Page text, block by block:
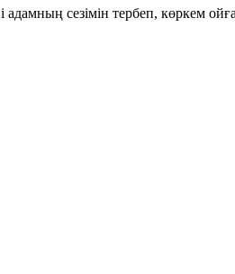
сезімін тербеп, көркем